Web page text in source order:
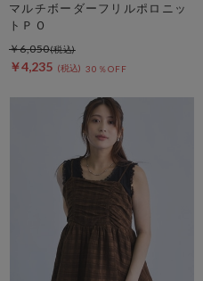
マルチボーダーフリルポロニッ
トＰＯ
￥4,235 30％OFF
￥6,050